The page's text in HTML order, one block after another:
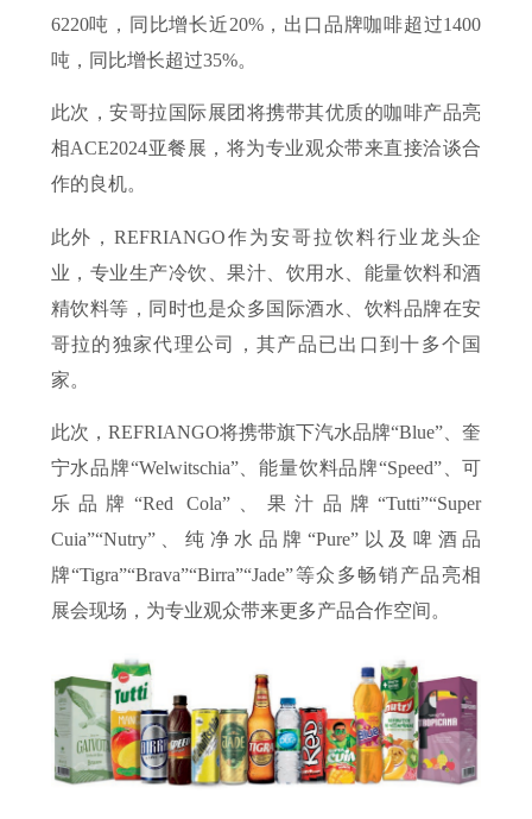
6220吨，同比增长近20%，出口品牌咖啡超过1400
吨，同比增长超过35%。
此次，安哥拉国际展团将携带其优质的咖啡产品亮
相ACE2024亚餐展，将为专业观众带来直接洽谈合
作的良机。
此外，REFRIANGO作为安哥拉饮料行业龙头企
业，专业生产冷饮、果汁、饮用水、能量饮料和酒
精饮料等，同时也是众多国际酒水、饮料品牌在安
哥拉的独家代理公司，其产品已出口到十多个国
家。
此次，REFRIANGO将携带旗下汽水品牌“Blue”、奎
宁水品牌“Welwitschia”、能量饮料品牌“Speed”、可
乐品牌“Red Cola”、果汁品牌“Tutti”“Super
Cuia”“Nutry”、纯净水品牌“Pure”以及啤酒品
牌“Tigra”“Brava”“Birra”“Jade”等众多畅销产品亮相
展会现场，为专业观众带来更多产品合作空间。